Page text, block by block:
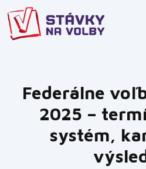
Preskočiť
na
obsah
Federálne
2025 –
systém,